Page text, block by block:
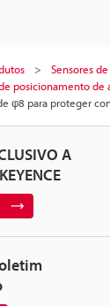
Sensores
posicionamento de
φ8 para proteger
A